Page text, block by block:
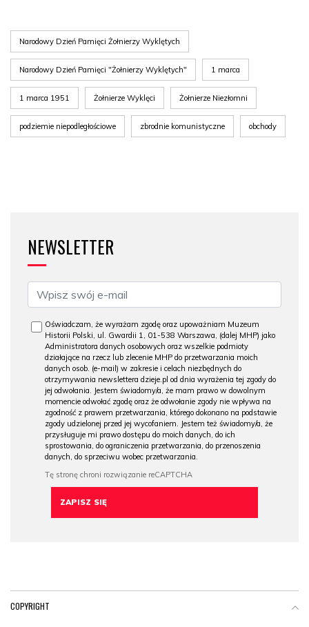
Narodowy Dzień Pamięci Żołnierzy Wyklętych
Narodowy Dzień Pamięci "Żołnierzy Wyklętych" 1 marca
1 marca 1951 Żołnierze Wyklęci Żołnierze Niezłomni
podziemie niepodległościowe zbrodnie komunistyczne obchody
NEWSLETTER
Oświadczam, że wyrażam zgodę oraz upoważniam Muzeum
Historii Polski, ul. Gwardii 1, 01-538 Warszawa, (dalej MHP) jako
Administratora danych osobowych oraz wszelkie podmioty
działające na rzecz lub zlecenie MHP do przetwarzania moich
danych osob. (e-mail) w zakresie i celach niezbędnych do
otrzymywania newslettera dzieje.pl od dnia wyrażenia tej zgody do
jej odwołania. Jestem świadomy/a, że mam prawo w dowolnym
momencie odwołać zgodę oraz że odwołanie zgody nie wpływa na
zgodność z prawem przetwarzania, którego dokonano na podstawie
zgody udzielonej przed jej wycofaniem. Jestem też świadomy/a, że
przysługuje mi prawo dostępu do moich danych, do ich
sprostowania, do ograniczenia przetwarzania, do przenoszenia
danych, do sprzeciwu wobec przetwarzania.
COPYRIGHT